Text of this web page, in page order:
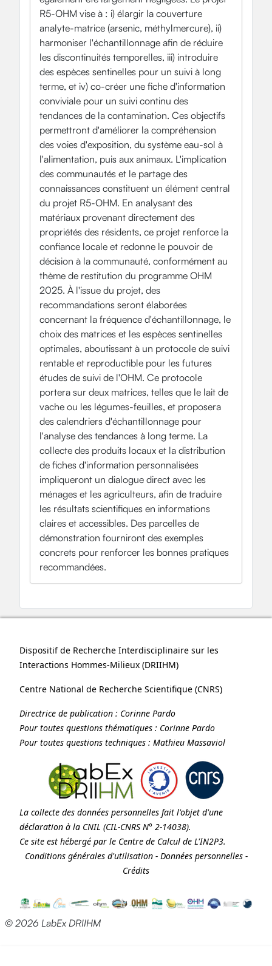
R5-OHM vise à : i) élargir la couverture
analyte-matrice (arsenic, méthylmercure), ii)
harmoniser l'échantillonnage afin de réduire
les discontinuités temporelles, iii) introduire
des espèces sentinelles pour un suivi à long
terme, et iv) co-créer une fiche d'information
conviviale pour un suivi continu des
tendances de la contamination. Ces objectifs
permettront d'améliorer la compréhension
des voies d'exposition, du système eau-sol à
l'alimentation, puis aux animaux. L'implication
des communautés et le partage des
connaissances constituent un élément central
du projet R5-OHM. En analysant des
matériaux provenant directement des
propriétés des résidents, ce projet renforce la
confiance locale et redonne le pouvoir de
décision à la communauté, conformément au
thème de restitution du programme OHM
2025. À l'issue du projet, des
recommandations seront élaborées
concernant la fréquence d'échantillonnage, le
choix des matrices et les espèces sentinelles
optimales, aboutissant à un protocole de suivi
rentable et reproductible pour les futures
études de suivi de l'OHM. Ce protocole
portera sur deux matrices, telles que le lait de
vache ou les légumes-feuilles, et proposera
des calendriers d'échantillonnage pour
l'analyse des tendances à long terme. La
collecte des produits locaux et la distribution
de fiches d'information personnalisées
impliqueront un dialogue direct avec les
ménages et les agriculteurs, afin de traduire
les résultats scientifiques en informations
claires et accessibles. Des parcelles de
démonstration fourniront des exemples
concrets pour renforcer les bonnes pratiques
recommandées.
Dispositif de Recherche Interdisciplinaire sur les
Interactions Hommes-Milieux (DRIIHM)
Centre National de Recherche Scientifique (CNRS)
Directrice de publication : Corinne Pardo
Pour toutes questions thématiques : Corinne Pardo
Pour toutes questions techniques : Mathieu Massaviol
La collecte des données personnelles fait l'objet d'une
déclaration à la CNIL (CIL-CNRS N° 2-14038).
Ce site est hébergé par le Centre de Calcul de L'IN2P3.
Conditions générales d'utilisation- Données personnelles-
Crédits
© 2026 LabEx DRIIHM